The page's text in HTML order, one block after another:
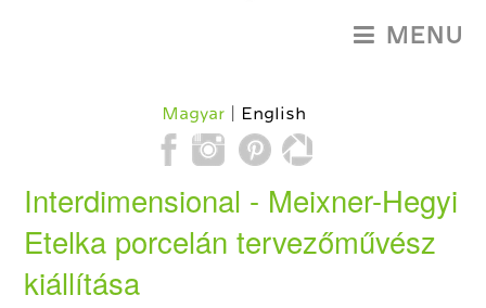
Magyar English
MENU
Interdimensional - Meixner-Hegyi
Etelka porcelán tervezőművész
kiállítása